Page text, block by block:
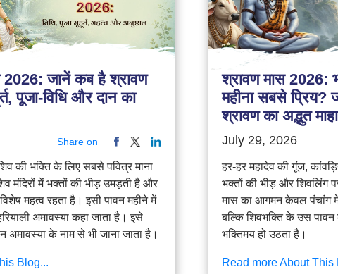
2026: जानें कब है श्रावण
पूजा-विधि और दान का
Share on
की भक्ति के लिए सबसे पवित्र माना
मंदिरों में भक्तों की भीड़ उमड़ती है और
महत्व रहता है। इसी पावन महीने में
अमावस्या कहा जाता है। इसे
अमावस्या के नाम से भी जाना जाता है।
Blog...
श्रावण मास 2026:
महीना सबसे प्रिय?
श्रावण का अद्भुत
July 29, 2026
हर-हर महादेव की गूंज,
भक्तों की भीड़ और शिवलिंग
मास का आगमन केवल पंचांग
बल्कि शिवभक्ति के उस
भक्तिमय हो उठता है।
Read more About This